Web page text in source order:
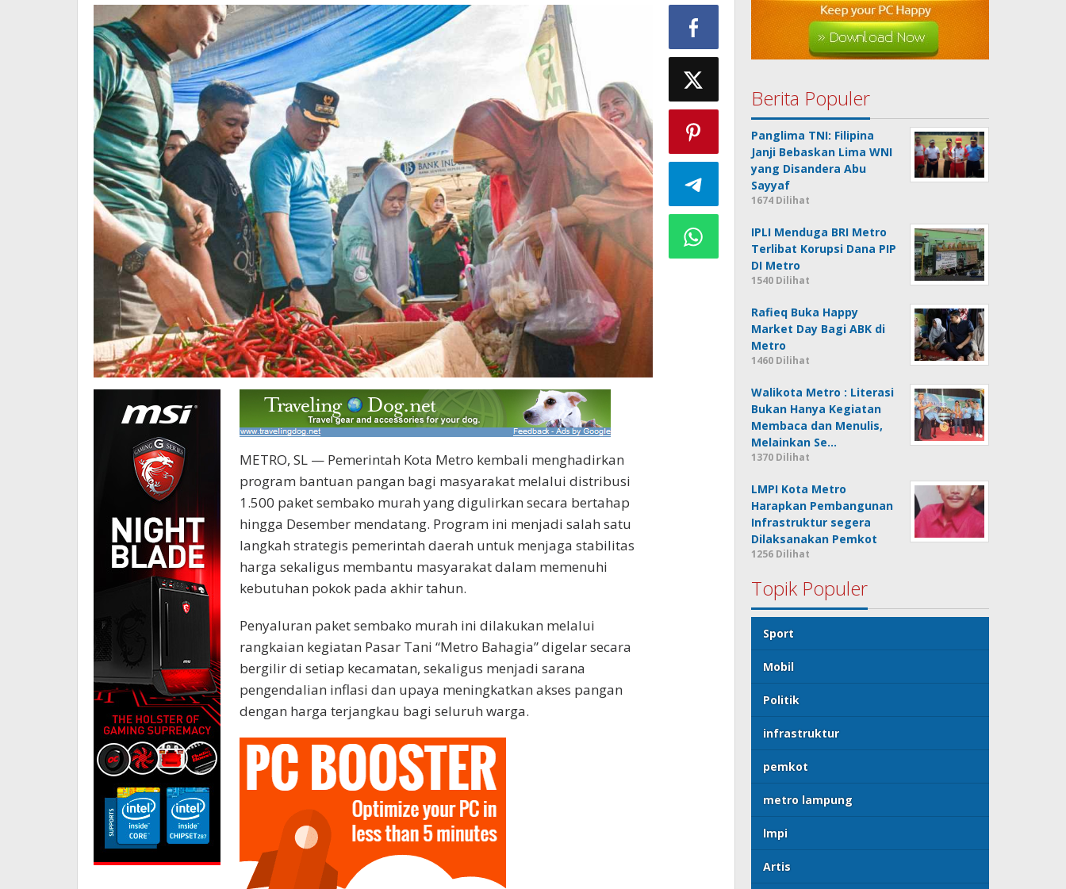
METRO, SL — Pemerintah Kota Metro kembali menghadirkan
program bantuan pangan bagi masyarakat melalui distribusi
1.500 paket sembako murah yang digulirkan secara bertahap
hingga Desember mendatang. Program ini menjadi salah satu
langkah strategis pemerintah daerah untuk menjaga stabilitas
harga sekaligus membantu masyarakat dalam memenuhi
kebutuhan pokok pada akhir tahun.
Penyaluran paket sembako murah ini dilakukan melalui
rangkaian kegiatan Pasar Tani “Metro Bahagia” digelar secara
bergilir di setiap kecamatan, sekaligus menjadi sarana
pengendalian inflasi dan upaya meningkatkan akses pangan
dengan harga terjangkau bagi seluruh warga.
Berita Populer
Panglima TNI: Filipina
Janji Bebaskan Lima WNI
yang Disandera Abu
Sayyaf
1674 Dilihat
IPLI Menduga BRI Metro
Terlibat Korupsi Dana PIP
DI Metro
1540 Dilihat
Rafieq Buka Happy
Market Day Bagi ABK di
Metro
1460 Dilihat
Walikota Metro : Literasi
Bukan Hanya Kegiatan
Membaca dan Menulis,
Melainkan Se…
1370 Dilihat
LMPI Kota Metro
Harapkan Pembangunan
Infrastruktur segera
Dilaksanakan Pemkot
1256 Dilihat
Topik Populer
Sport
Mobil
Politik
infrastruktur
pemkot
metro lampung
lmpi
Artis